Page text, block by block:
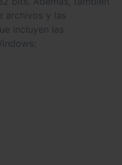
archivos y las
incluyen las